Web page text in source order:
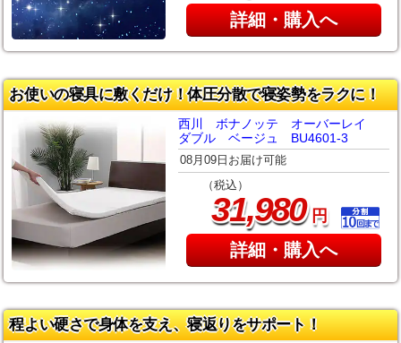
詳細・購入へ
お使いの寝具に敷くだけ！体圧分散で寝姿勢をラクに！
西川 ボナノッテ オーバーレイ
ダブル ベージュ BU4601-3
08月09日お届け可能
（税込）
31,980円
詳細・購入へ
程よい硬さで身体を支え、寝返りをサポート！